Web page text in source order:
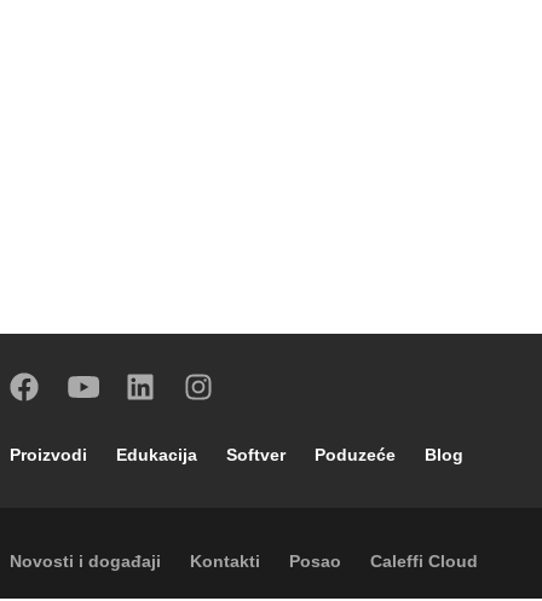
Footer main navigation
Proizvodi Edukacija Softver Poduzeće Blog
Footer secondary navigation
Novosti i događaji Kontakti Posao Caleffi Cloud